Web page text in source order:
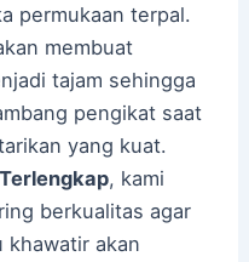
permukaan terpal.
membuat
tajam sehingga
pengikat saat
yang kuat.
, kami
berkualitas agar
khawatir akan